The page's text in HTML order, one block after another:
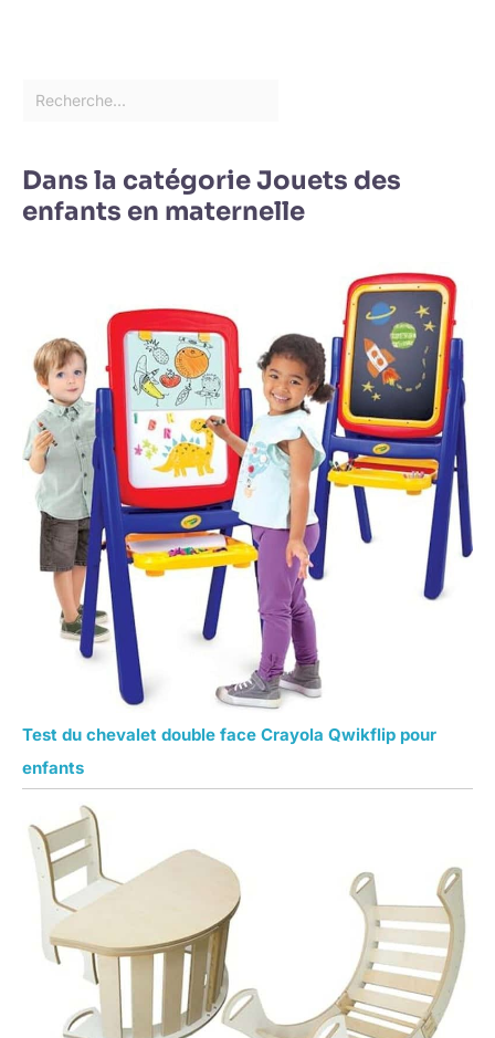
Dans la catégorie Jouets des
enfants en maternelle
Test du chevalet double face Crayola Qwikflip pour
enfants